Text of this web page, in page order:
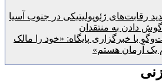
ژئوپولیتیکی در جنوب آسیا
به منتقدان
پایگاه: «خود را مالک
هستم»